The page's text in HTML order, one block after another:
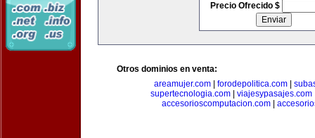
Precio Ofrecido $
Otros dominios en venta:
areamujer.com
forodepolitica.com
supertecnologia.com| viajesypasajes.com
accesorioscomputacion.com